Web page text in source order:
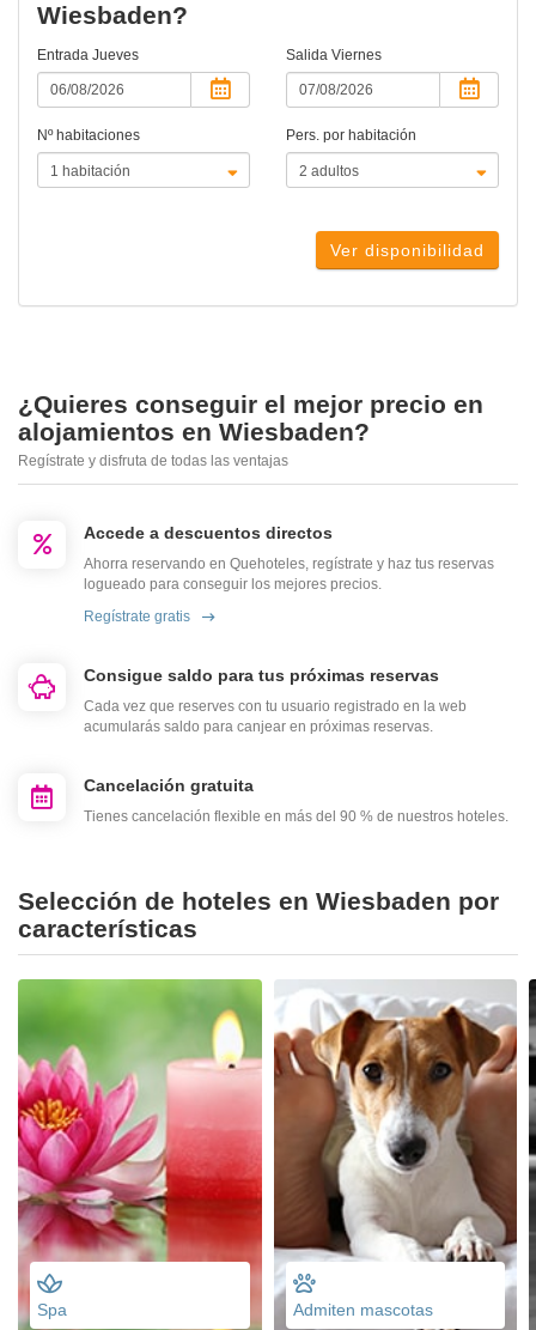
Wiesbaden?
Entrada Jueves Salida Viernes
Nº habitaciones Pers. por habitación
Ver disponibilidad
¿Quieres conseguir el mejor precio en
alojamientos en Wiesbaden?
Regístrate y disfruta de todas las ventajas
Accede a descuentos directos
Ahorra reservando en Quehoteles, regístrate y haz tus reservas
logueado para conseguir los mejores precios.
Regístrate gratis
Consigue saldo para tus próximas reservas
Cada vez que reserves con tu usuario registrado en la web
acumularás saldo para canjear en próximas reservas.
Cancelación gratuita
Tienes cancelación flexible en más del 90 % de nuestros hoteles.
Selección de hoteles en Wiesbaden por
características
Spa Admiten mascotas